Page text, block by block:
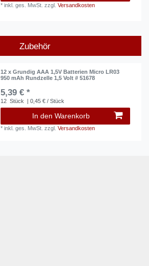
*inkl. ges. MwSt. zzgl.Versandkosten
Zubehör
12 x Grundig AAA 1,5V Batterien Micro LR03
950 mAh Rundzelle 1,5 Volt # 51678
5,39 € *
12 Stück | 0,45 € / Stück
In den Warenkorb
*inkl. ges. MwSt. zzgl.Versandkosten